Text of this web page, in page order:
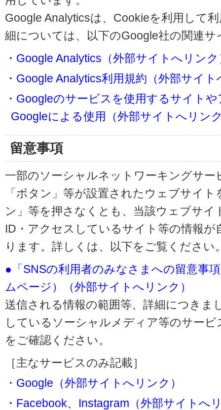
Google Analyticsは、Cookieを利用して
細については、以下のGoogle社の関連
・Google Analytics（外部サイトへリンク
・Google Analytics利用規約（外部サイ
・Googleのサービスを使用するサイト
Googleによる使用（外部サイトへリン
留意事項
一部のソーシャルネットワーキングサー
「ボタン」等が設置されたウェブサイ
ン」等を押さなくとも、当該ウェブサイ
ID・アクセスしているサイト等の情報
ります。詳しくは、以下をご覧ください
●「SNSの利用者のみなさまへの留意事
ムページ）（外部サイトへリンク）
送信される情報の範囲等、詳細につきま
しているソーシャルメディア等のサー
をご確認ください。
［主なサービスのみ記載］
・Google（外部サイトへリンク）
・Facebook、Instagram（外部サイトへ